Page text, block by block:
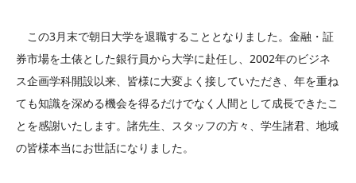
この3月末で朝日大学を退職することとなりました。金融・証
券市場を土俵とした銀行員から大学に赴任し、2002年のビジネ
ス企画学科開設以来、皆様に大変よく接していただき、年を重ね
ても知識を深める機会を得るだけでなく人間として成長できたこ
とを感謝いたします。諸先生、スタッフの方々、学生諸君、地域
の皆様本当にお世話になりました。